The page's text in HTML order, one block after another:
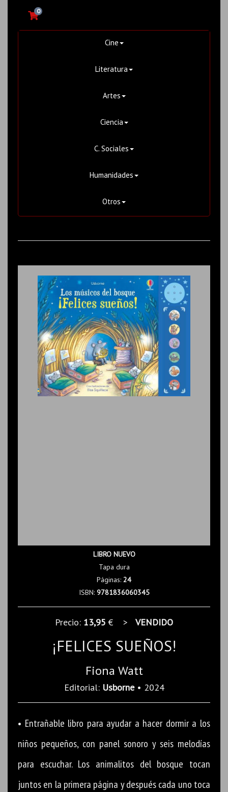
0
Cine
Literatura
Artes
Ciencia
C. Sociales
Humanidades
Otros
LIBRO NUEVO
Tapa dura
Páginas: 24
ISBN: 9781836060345
Precio: 13,95 € > VENDIDO
¡FELICES SUEÑOS!
Fiona Watt
Editorial: Usborne• 2024
• Entrañable libro para ayudar a hacer dormir a los
niños pequeños, con panel sonoro y seis melodías
para escuchar. Los animalitos del bosque tocan
juntos en la primera página y después cada uno toca